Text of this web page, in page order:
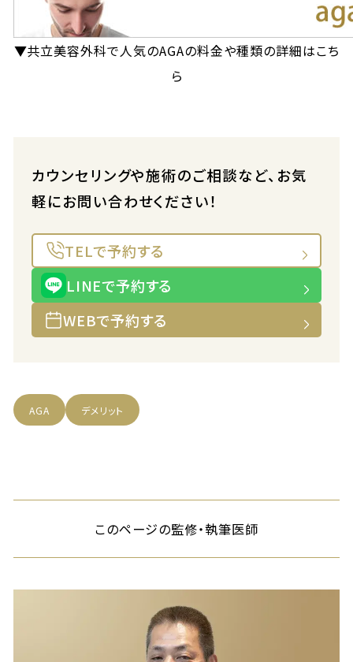
▼共立美容外科で人気のAGAの料金や種類の詳細はこち
ら
カウンセリングや施術のご相談など、お気
軽にお問い合わせください！
TELで予約する
LINEで予約する
WEBで予約する
AGA デメリット
このページの監修・執筆医師